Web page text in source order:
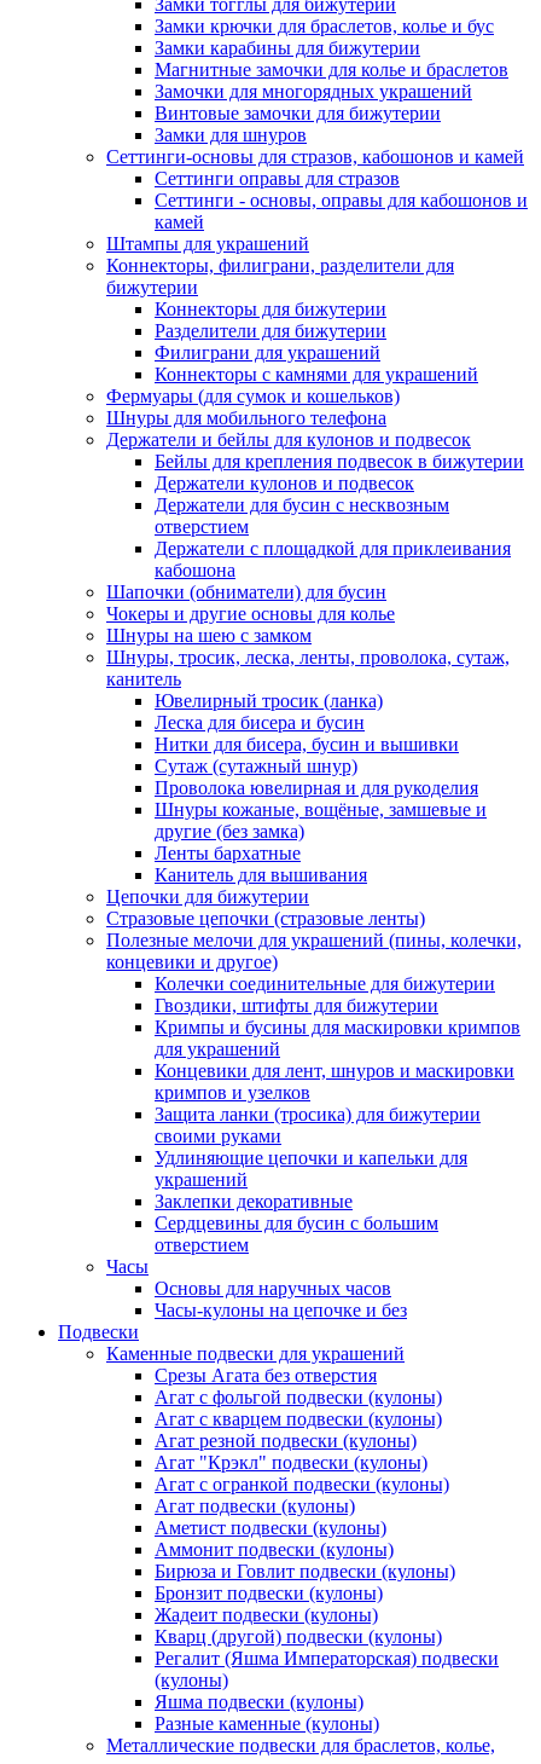
Замки тогглы для бижутерии
Замки крючки для браслетов, колье и бус
Замки карабины для бижутерии
Магнитные замочки для колье и браслетов
Замочки для многорядных украшений
Винтовые замочки для бижутерии
Замки для шнуров
Сеттинги-основы для стразов, кабошонов и камей
Сеттинги оправы для стразов
Сеттинги - основы, оправы для кабошонов и
камей
Штампы для украшений
Коннекторы, филиграни, разделители для
бижутерии
Коннекторы для бижутерии
Разделители для бижутерии
Филиграни для украшений
Коннекторы с камнями для украшений
Фермуары (для сумок и кошельков)
Шнуры для мобильного телефона
Держатели и бейлы для кулонов и подвесок
Бейлы для крепления подвесок в бижутерии
Держатели кулонов и подвесок
Держатели для бусин с несквозным
отверстием
Держатели с площадкой для приклеивания
кабошона
Шапочки (обниматели) для бусин
Чокеры и другие основы для колье
Шнуры на шею с замком
Шнуры, тросик, леска, ленты, проволока, сутаж,
канитель
Ювелирный тросик (ланка)
Леска для бисера и бусин
Нитки для бисера, бусин и вышивки
Сутаж (сутажный шнур)
Проволока ювелирная и для рукоделия
Шнуры кожаные, вощёные, замшевые и
другие (без замка)
Ленты бархатные
Канитель для вышивания
Цепочки для бижутерии
Стразовые цепочки (стразовые ленты)
Полезные мелочи для украшений (пины, колечки,
концевики и другое)
Колечки соединительные для бижутерии
Гвоздики, штифты для бижутерии
Кримпы и бусины для маскировки кримпов
для украшений
Концевики для лент, шнуров и маскировки
кримпов и узелков
Защита ланки (тросика) для бижутерии
своими руками
Удлиняющие цепочки и капельки для
украшений
Заклепки декоративные
Сердцевины для бусин с большим
отверстием
Часы
Основы для наручных часов
Часы-кулоны на цепочке и без
Подвески
Каменные подвески для украшений
Срезы Агата без отверстия
Агат с фольгой подвески (кулоны)
Агат с кварцем подвески (кулоны)
Агат резной подвески (кулоны)
Агат "Крэкл" подвески (кулоны)
Агат с огранкой подвески (кулоны)
Агат подвески (кулоны)
Аметист подвески (кулоны)
Аммонит подвески (кулоны)
Бирюза и Говлит подвески (кулоны)
Бронзит подвески (кулоны)
Жадеит подвески (кулоны)
Кварц (другой) подвески (кулоны)
Регалит (Яшма Императорская) подвески
(кулоны)
Яшма подвески (кулоны)
Разные каменные (кулоны)
Металлические подвески для браслетов, колье,